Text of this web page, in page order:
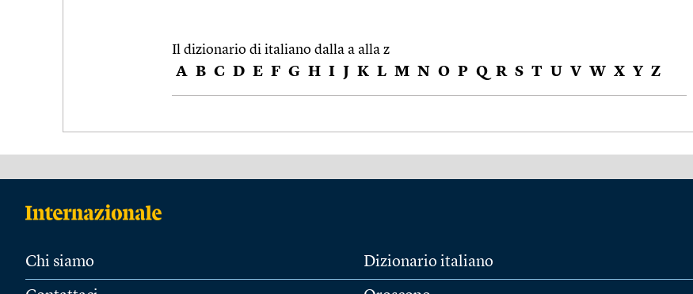
Il dizionario di italiano dalla a alla z
A B C D E F G H I J K L M N O P Q R S T U V W X Y Z
Chi siamo Dizionario italiano